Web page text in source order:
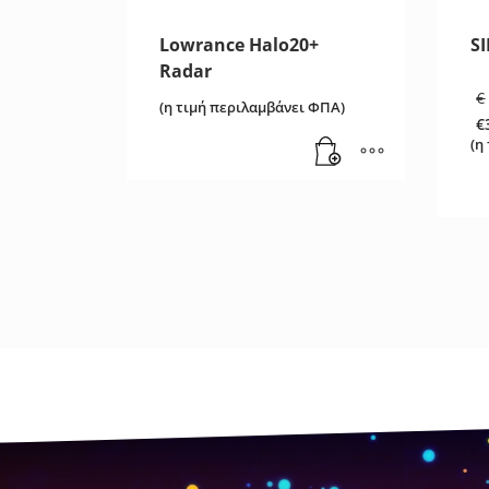
Lowrance Halo20+
Radar
(η τιμή περιλαμβάνει ΦΠΑ)
€
€
Η
(η